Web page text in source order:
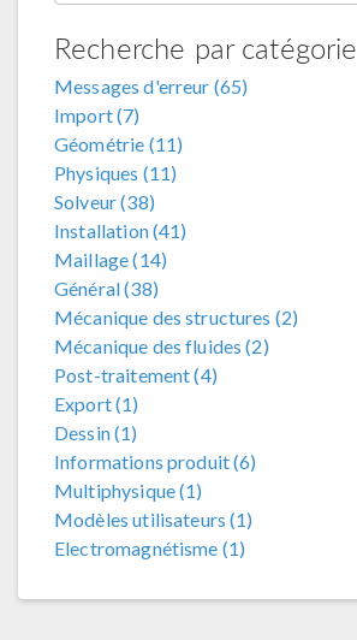
Recherche par catégorie
Messages d'erreur (65)
Import (7)
Géométrie (11)
Physiques (11)
Solveur (38)
Installation (41)
Maillage (14)
Général (38)
Mécanique des structures (2)
Mécanique des fluides (2)
Post-traitement (4)
Export (1)
Dessin (1)
Informations produit (6)
Multiphysique (1)
Modèles utilisateurs (1)
Electromagnétisme (1)